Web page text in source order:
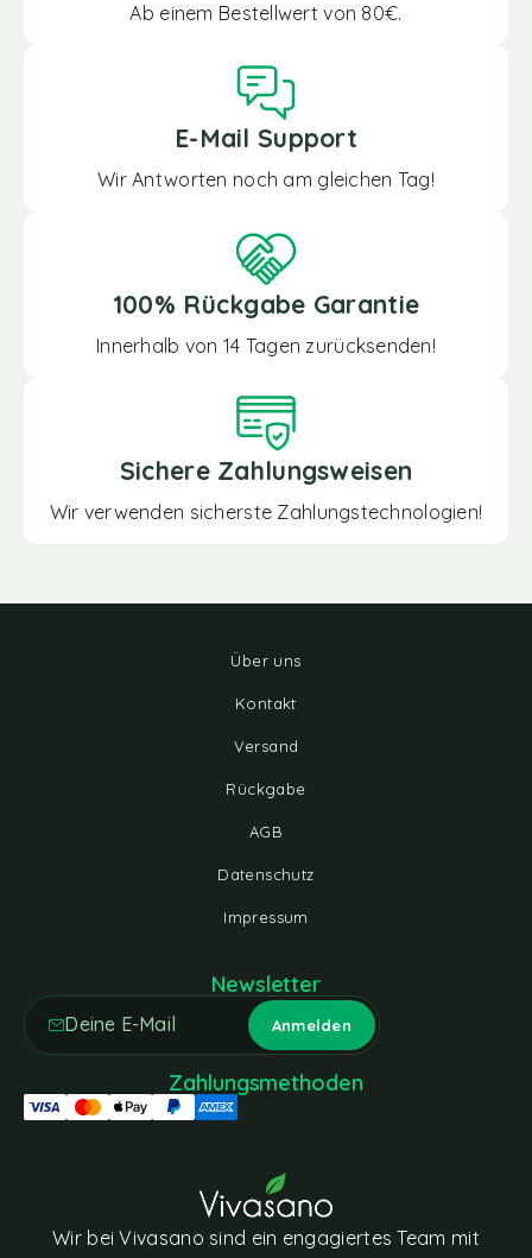
Ab einem Bestellwert von 80€.
E-Mail Support
Wir Antworten noch am gleichen Tag!
100% Rückgabe Garantie
Innerhalb von 14 Tagen zurücksenden!
Sichere Zahlungsweisen
Wir verwenden sicherste Zahlungstechnologien!
Über uns
Kontakt
Versand
Rückgabe
AGB
Datenschutz
Impressum
Wir bei Vivasano sind ein engagiertes Team mit
Newsletter
Zahlungsmethoden